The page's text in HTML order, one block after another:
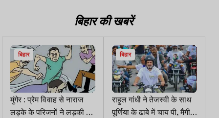
बिहार की खबरें
बिहार
मुंगेर : प्रेम विवाह से नाराज
लड़के के परिजनों ने लड़की के
बिहार
राहुल गांधी ने तेजस्वी के साथ
पूर्णिया के ढाबे में चाय पी, मैगी